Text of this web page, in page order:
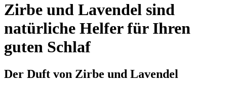
Zirbe und Lavendel sind
natürliche Helfer für Ihren
guten Schlaf
Der Duft von Zirbe und Lavendel